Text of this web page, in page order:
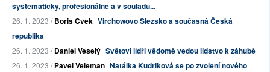
systematicky, profesionálně a v souladu...
26. 1. 2023 /Boris Cvek Virchowovo Slezsko a současná Česká
republika
26. 1. 2023 /Daniel Veselý Světoví lídři vědomě vedou lidstvo k záhubě
26. 1. 2023 /Pavel Veleman Natálka Kudriková se po zvolení nového